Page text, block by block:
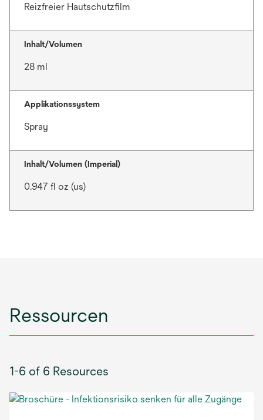
Reizfreier Hautschutzfilm
Inhalt/Volumen
28 ml
Applikationssystem
Spray
Inhalt/Volumen (Imperial)
0.947 fl oz (us)
Ressourcen
1-6 of 6 Resources